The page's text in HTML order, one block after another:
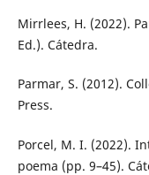
Mirrlees, H. (2022).
Ed.). Cátedra.
Parmar, S. (2012).
Press.
Porcel, M. I. (2022).
poema (pp. 9–45).